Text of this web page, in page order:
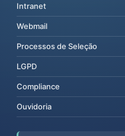
Intranet
Webmail
Processos de Seleção
LGPD
Compliance
Ouvidoria